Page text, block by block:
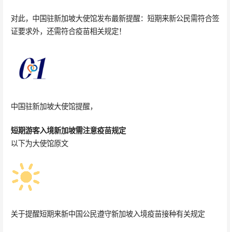
对此，中国驻新加坡大使馆发布最新提醒：短期来新公民需符合签
证要求外，还需符合疫苗相关规定！
中国驻新加坡大使馆提醒，
短期游客入境新加坡需注意疫苗规定
以下为大使馆原文
关于提醒短期来新中国公民遵守新加坡入境疫苗接种有关规定